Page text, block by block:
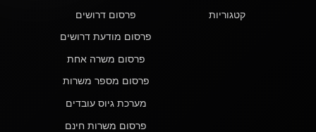
קטגוריות
פרסום דרושים
פרסום מודעת דרושים
פרסום משרה אחת
פרסום מספר משרות
מערכת גיוס עובדים
פרסום משרות חינם